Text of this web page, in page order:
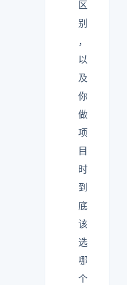
区
别
，
以
及
你
做
项
目
时
到
底
该
选
哪
个